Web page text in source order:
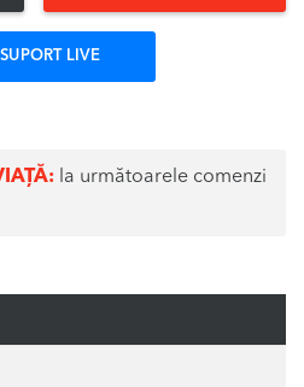
SUPORT LIVE
la următoarele comenzi